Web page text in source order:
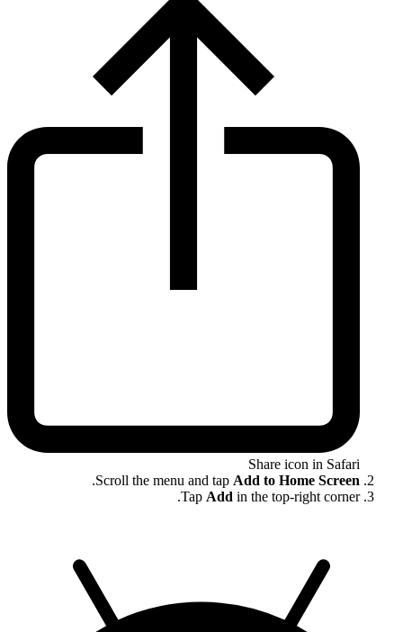
Share icon in Safari
Scroll the menu and tapAdd to Home Screen
.
TapAddin the top-right corner.